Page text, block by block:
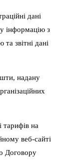
дані
інформацію з
звітні дані
надану
тарифів на
веб-сайті
Договору